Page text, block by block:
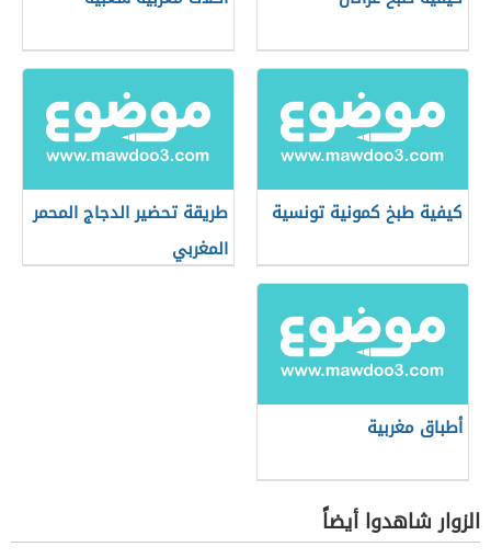
كيفية طبخ كمونية تونسية
طريقة تحضير الدجاج المحمر
المغربي
أطباق مغربية
الزوار شاهدوا أيضاً